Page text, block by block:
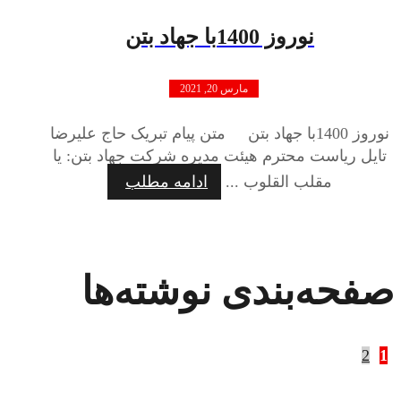
نوروز 1400با جهاد بتن
مارس 20, 2021
نوروز 1400با جهاد بتن متن پیام تبریک حاج علیرضا
تایل ریاست محترم هیئت مدیره شرکت جهاد بتن: یا
مقلب القلوب ...
ادامه مطلب
صفحه‌بندی نوشته‌ها
1
2